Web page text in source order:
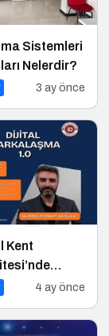
Sistemleri
Nelerdir?
3 ay önce
Kent
4 ay önce